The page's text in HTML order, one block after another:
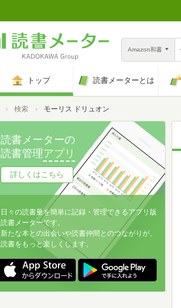
Amazon和書
トップ 読書メーターとは
トップ検索 モーリス ドリュオン
読書メーターの
読書管理アプリ
詳しくはこちら
日々の読書量を簡単に記録・管理できるアプリ版
読書メーターです。
新たな本との出会いや読書仲間とのつながりが、
読書をもっと楽しくします。